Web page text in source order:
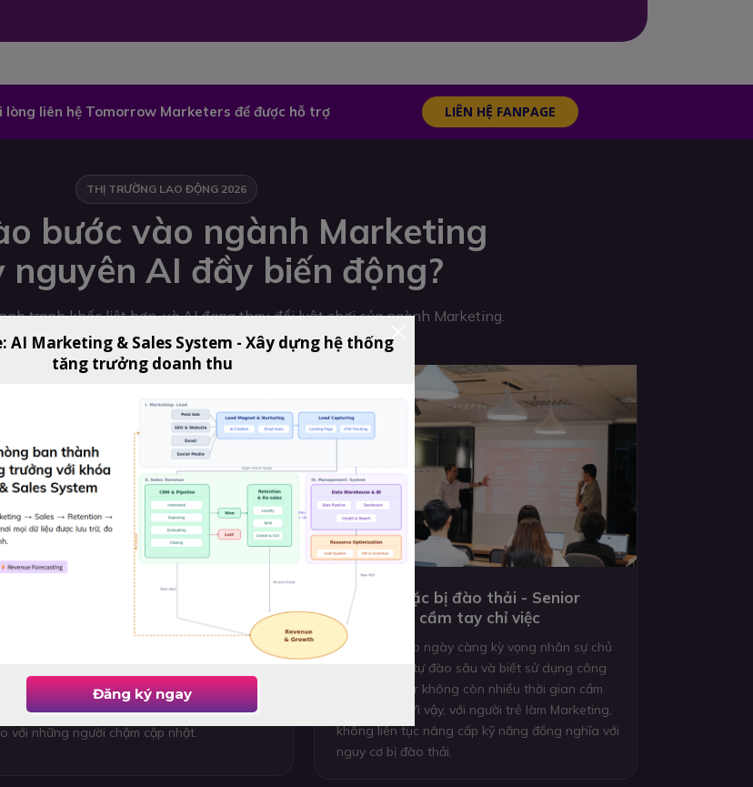
liên hệ Tomorrow Marketers để được hỗ trợ LIÊN HỆ FANPAGE
bước vào ngành Marketing
AI đầy biến động?
tranh khốc liệt hơn, và AI đang thay đổi luật chơi của ngành Marketing.
AI là chuẩn mực mới - Không còn là lợi
thế mà là bắt buộc
khả năng ứng dụng AI giúp nhân sự làm việc
nhanh hơn, hiệu quả hơn và tạo lợi thế rõ rệt
với những người chậm cập nhật.
Tự học hoặc bị đào thải - Senior
không còn cầm tay chỉ việc
Doanh nghiệp ngày càng kỳ vọng nhân sự chủ
động tự học, tự đào sâu và biết sử dụng công
cụ mới. Senior không còn nhiều thời gian cầm
tay chỉ việc. Vì vậy, với người trẻ làm Marketing,
không liên tục nâng cấp kỹ năng đồng nghĩa với
nguy cơ bị đào thải.
THỊ TRƯỜNG LAO ĐỘNG 2026
AI Marketing & Sales System - Xây dựng hệ thống
tăng trưởng doanh thu
Đăng ký ngay